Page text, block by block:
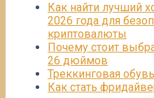
Как найти лучший
2026 года для
криптовалюты
Почему стоит
26 дюймов
Треккинговая
Как стать